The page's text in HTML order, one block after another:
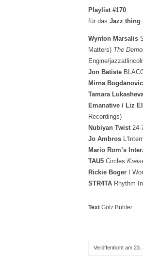
Playlist #170
für das Jazz thing
Wynton Marsalis
Matters) The
Engine/
Jon Batiste
Mirna Bogdanovic
Tamara
Emanative / Liz
Recordings)
Nubiyan Twist 24-
Jo Ambros
Mario Rom’s
TAU5 Circles
Rickie Boger I
STR4TA Rhythm
Text Götz Bühler
Veröffentlicht am 23.